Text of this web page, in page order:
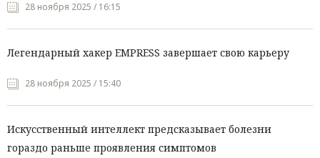
28 ноября 2025 / 16:15
Легендарный хакер EMPRESS завершает свою карьеру
28 ноября 2025 / 15:40
Искусственный интеллект предсказывает болезни
гораздо раньше проявления симптомов